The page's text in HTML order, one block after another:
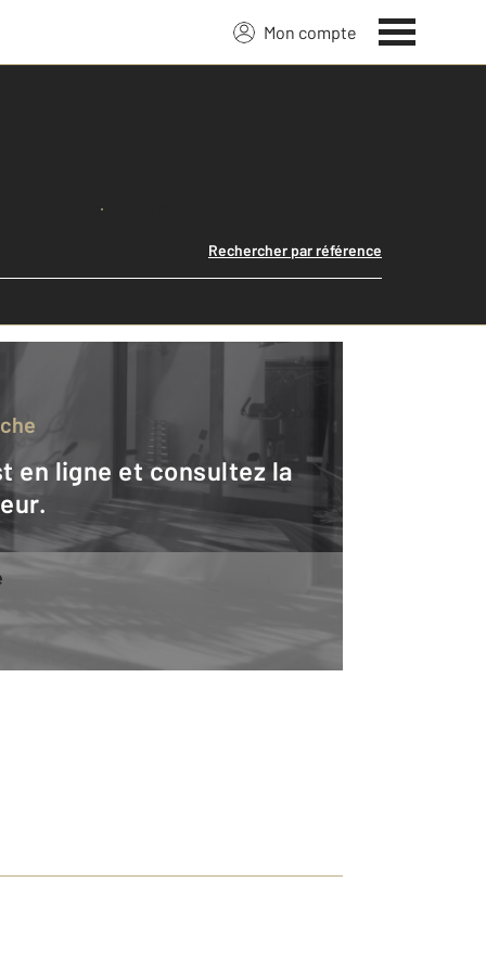
Mon compte
Lancer ma recherche
Rechercher par référence